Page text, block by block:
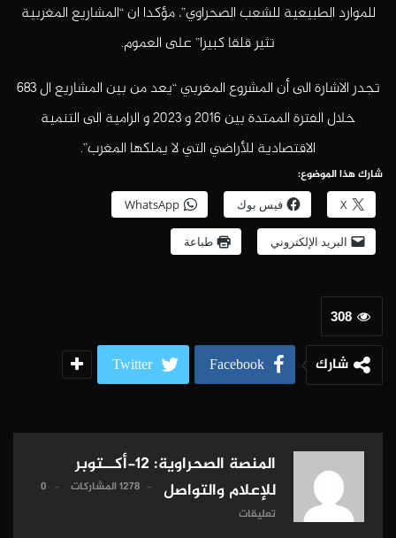
للموارد الطبيعية للشعب الصحراوي”، مؤكدا ان “المشاريع المغربية
تثير قلقا كبيرا” على العموم.
تجدر الاشارة الى أن المشروع المغربي “يعد من بين المشاريع ال 683
خلال الفترة الممتدة بين 2016 و 2023 و الرامية الى التنمية
الاقتصادية للأراضي التي لا يملكها المغرب”.
شارك هذا الموضوع:
X فيس بوك WhatsApp
البريد الإلكتروني طباعة
308
شارك Facebook
Twitter
المنصة الصحراوية: 12-أكــتوبر
للإعلام والتواصل
1278 المشاركات
0
تعليقات